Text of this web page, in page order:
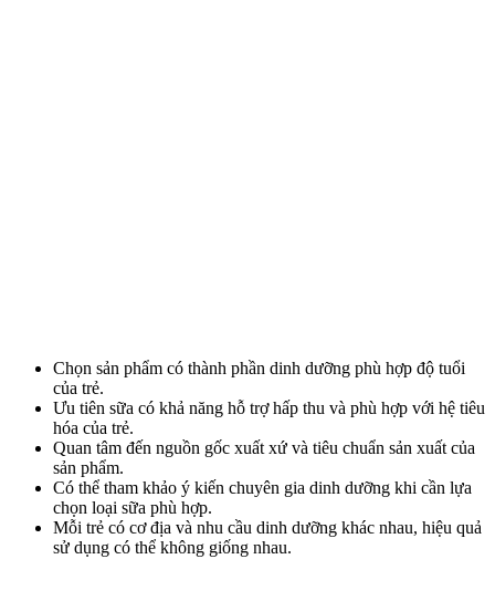
Chọn sản phẩm có thành phần dinh dưỡng phù hợp độ tuổi
của trẻ.
Ưu tiên sữa có khả năng hỗ trợ hấp thu và phù hợp với hệ tiêu
hóa của trẻ.
Quan tâm đến nguồn gốc xuất xứ và tiêu chuẩn sản xuất của
sản phẩm.
Có thể tham khảo ý kiến chuyên gia dinh dưỡng khi cần lựa
chọn loại sữa phù hợp.
Mỗi trẻ có cơ địa và nhu cầu dinh dưỡng khác nhau, hiệu quả
sử dụng có thể không giống nhau.